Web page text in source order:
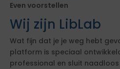
Even voorstellen
Wij zijn LibLab
Wat fijn dat je je weg hebt
platform is speciaal
professional en sluit